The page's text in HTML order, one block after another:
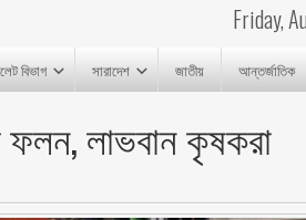
Friday,
বিভাগ সারাদেশ জাতীয় আন্তর্জাতিক
ফলন, লাভবান কৃষকরা